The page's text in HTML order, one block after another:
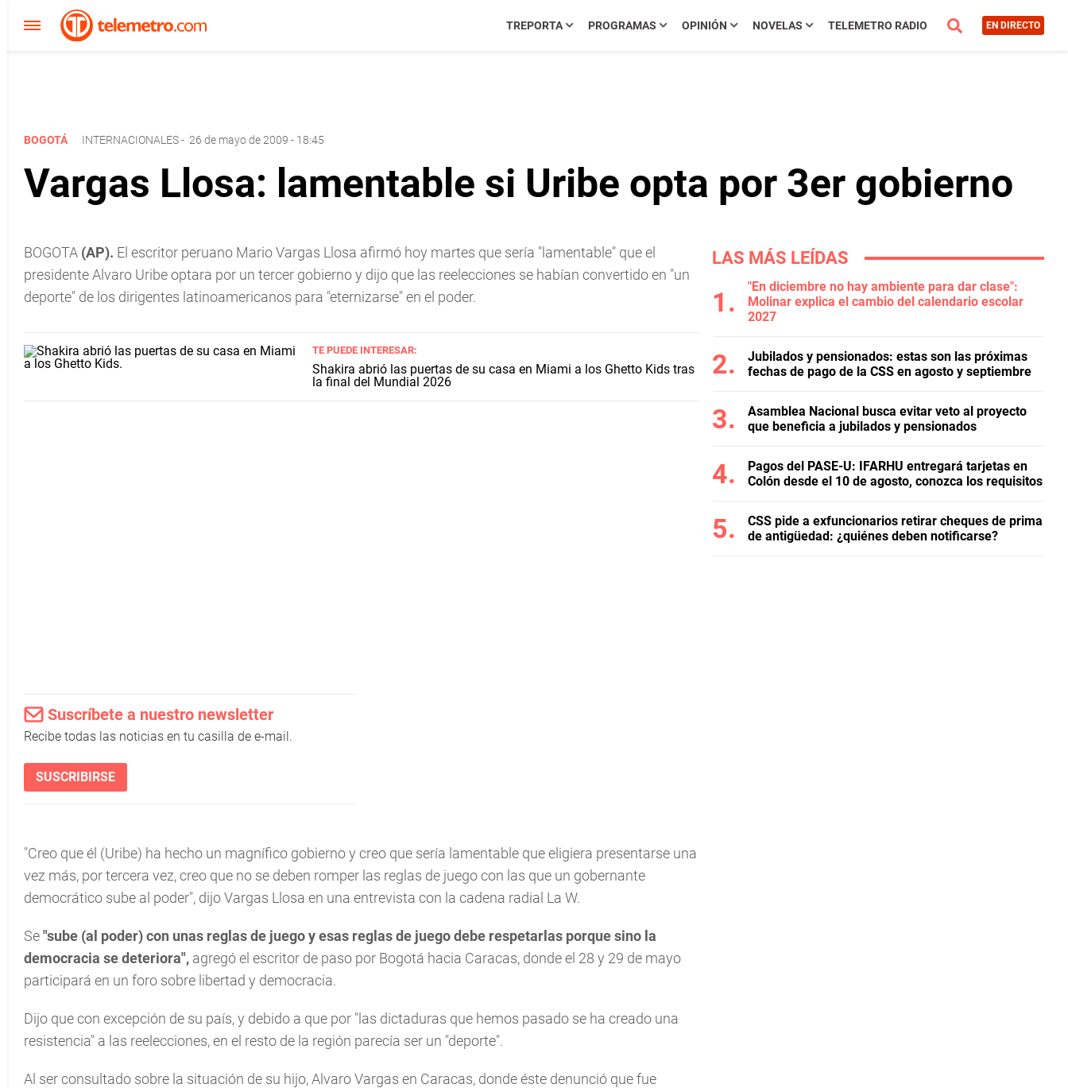
TREPORTA PROGRAMAS OPINIÓN NOVELAS TELEMETRO RADIO EN DIRECTO
BOGOTÁ INTERNACIONALES- 26 de mayo de 2009 - 18:45
Vargas Llosa: lamentable si Uribe opta por 3er gobierno
BOGOTA (AP). El escritor peruano Mario Vargas Llosa afirmó hoy martes que sería "lamentable" que el
presidente Alvaro Uribe optara por un tercer gobierno y dijo que las reelecciones se habían convertido en "un
deporte" de los dirigentes latinoamericanos para "eternizarse" en el poder.
TE PUEDE INTERESAR:
Shakira abrió las puertas de su casa en Miami a los Ghetto Kids tras
la final del Mundial 2026
Suscríbete a nuestro newsletter
Recibe todas las noticias en tu casilla de e-mail.
SUSCRIBIRSE
"Creo que él (Uribe) ha hecho un magnífico gobierno y creo que sería lamentable que eligiera presentarse una
vez más, por tercera vez, creo que no se deben romper las reglas de juego con las que un gobernante
democrático sube al poder", dijo Vargas Llosa en una entrevista con la cadena radial La W.
Se"sube (al poder) con unas reglas de juego y esas reglas de juego debe respetarlas porque sino la
democracia se deteriora", agregó el escritor de paso por Bogotá hacia Caracas, donde el 28 y 29 de mayo
participará en un foro sobre libertad y democracia.
Dijo que con excepción de su país, y debido a que por "las dictaduras que hemos pasado se ha creado una
resistencia" a las reelecciones, en el resto de la región parecía ser un "deporte".
Al ser consultado sobre la situación de su hijo, Alvaro Vargas en Caracas, donde éste denunció que fue
LAS MÁS LEÍDAS
"En diciembre no hay ambiente para dar clase":
Molinar explica el cambio del calendario escolar
2027
Jubilados y pensionados: estas son las próximas
fechas de pago de la CSS en agosto y septiembre
Asamblea Nacional busca evitar veto al proyecto
que beneficia a jubilados y pensionados
Pagos del PASE-U: IFARHU entregará tarjetas en
Colón desde el 10 de agosto, conozca los requisitos
CSS pide a exfuncionarios retirar cheques de prima
de antigüedad: ¿quiénes deben notificarse?